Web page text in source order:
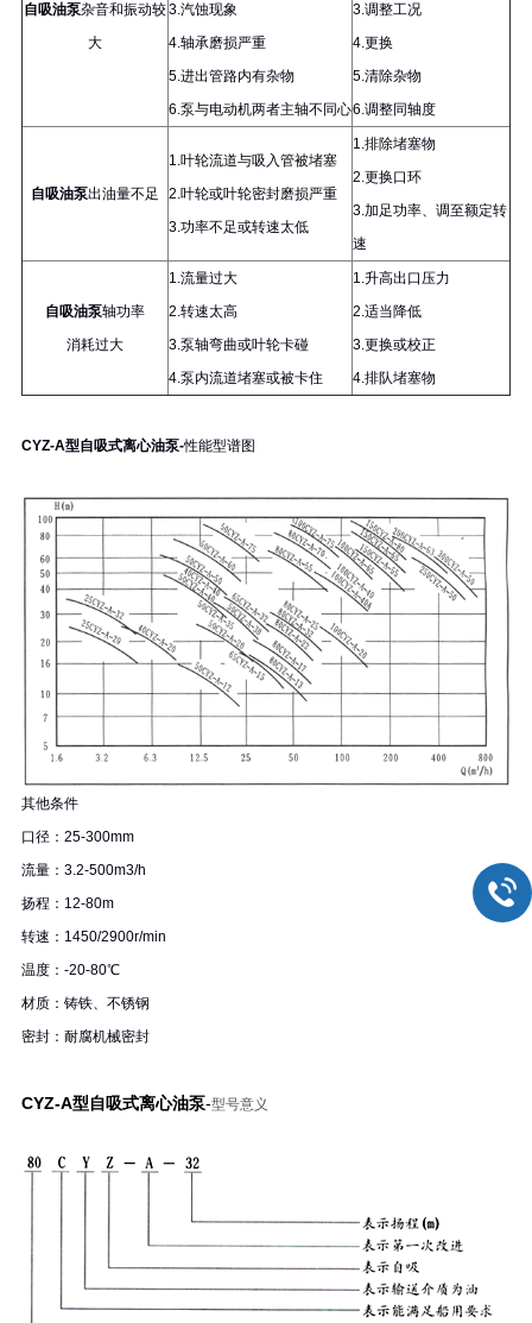
自吸油泵杂音和振动较
大
3.汽蚀现象
4.轴承磨损严重
5.进出管路内有杂物
6.泵与电动机两者主轴不同心
3.调整工况
4.更换
5.清除杂物
6.调整同轴度
自吸油泵出油量不足
1.叶轮流道与吸入管被堵塞
2.叶轮或叶轮密封磨损严重
3.功率不足或转速太低
1.排除堵塞物
2.更换口环
3.加足功率、调至额定转
速
自吸油泵轴功率
消耗过大
1.流量过大
2.转速太高
3.泵轴弯曲或叶轮卡碰
4.泵内流道堵塞或被卡住
1.升高出口压力
2.适当降低
3.更换或校正
4.排队堵塞物
CYZ-A型自吸式离心油泵-性能型谱图
其他条件
口径：25-300mm
流量：3.2-500m3/h
扬程：12-80m
转速：1450/2900r/min
温度：-20-80℃
材质：铸铁、不锈钢
密封：耐腐机械密封
CYZ-A型自吸式离心油泵-型号意义